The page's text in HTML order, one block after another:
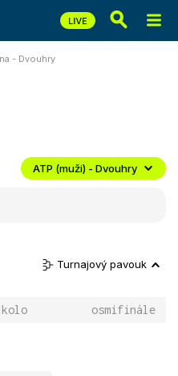
- Dvouhry
ATP (muži) - Dvouhry
Turnajový pavouk
osmifinále